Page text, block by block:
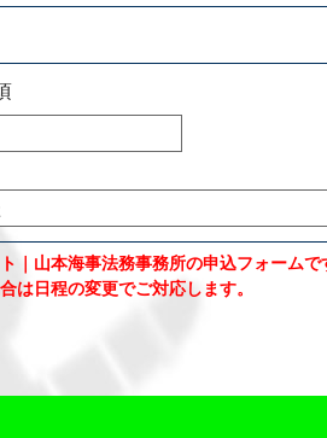
｜山本海事法務事務所の申込フォームで
は日程の変更でご対応します。